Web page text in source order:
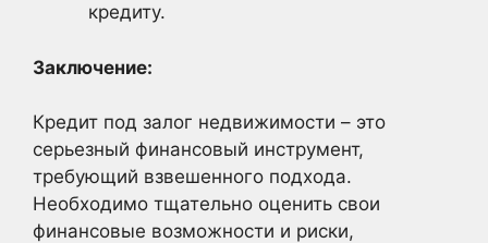
кредиту.
Заключение:
Кредит под залог недвижимости – это
серьезный финансовый инструмент,
требующий взвешенного подхода.
Необходимо тщательно оценить свои
финансовые возможности и риски,